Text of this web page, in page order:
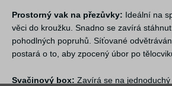
Prostorný vak na přezůvky: Ideální na
věci do kroužku. Snadno se zavírá
pohodlných popruhů. Síťované
postará o to, aby zpocený úbor po
Svačinový box: Zavírá se na